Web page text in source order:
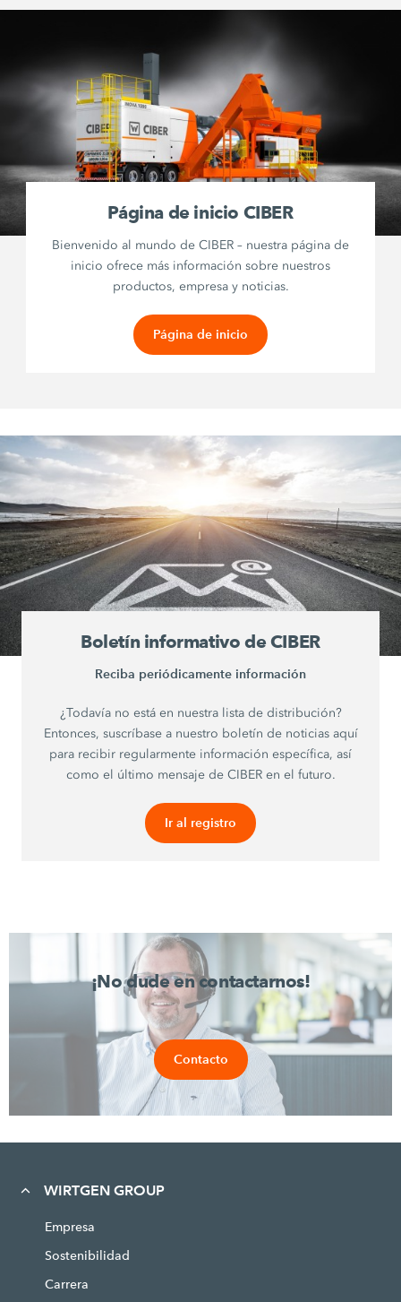
Página de inicio CIBER
Bienvenido al mundo de CIBER – nuestra página de
inicio ofrece más información sobre nuestros
productos, empresa y noticias.
Página de inicio
Boletín informativo de CIBER
Reciba periódicamente información
¿Todavía no está en nuestra lista de distribución?
Entonces, suscríbase a nuestro boletín de noticias aquí
para recibir regularmente información específica, así
como el último mensaje de CIBER en el futuro.
Ir al registro
¡No dude en contactarnos!
Contacto
WIRTGEN GROUP
Empresa
Sostenibilidad
Carrera